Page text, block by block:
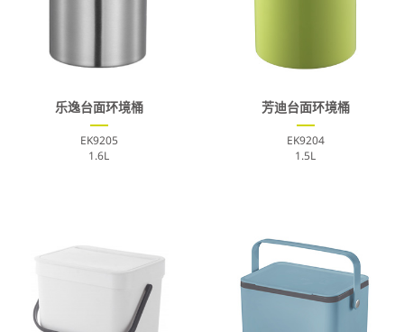
乐逸台面环境桶
EK9205
1.6L
芳迪台面环境桶
EK9204
1.5L